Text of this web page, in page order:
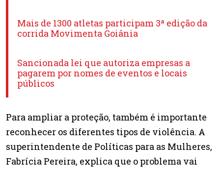
Mais de 1300 atletas participam 3ª edição da
corrida Movimenta Goiânia
Sancionada lei que autoriza empresas a
pagarem por nomes de eventos e locais
públicos
Para ampliar a proteção, também é importante
reconhecer os diferentes tipos de violência. A
superintendente de Políticas para as Mulheres,
Fabrícia Pereira, explica que o problema vai